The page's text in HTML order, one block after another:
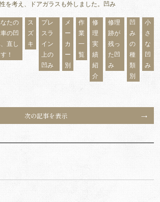
を考え、ドアガラスも外しました。凹み
たの
の凹
直し
！
ス
ズ
キ
プレ
スラ
イン
上の
凹み
メ
ー
カ
ー
別
作
業
一
覧
修
理
実
績
紹
介
修理
跡が
残っ
た凹
み
凹
み
の
種
類
別
小
さ
な
凹
み
次の記事を表示